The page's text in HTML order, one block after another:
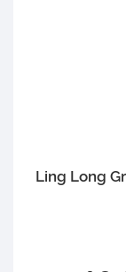
Ling Long